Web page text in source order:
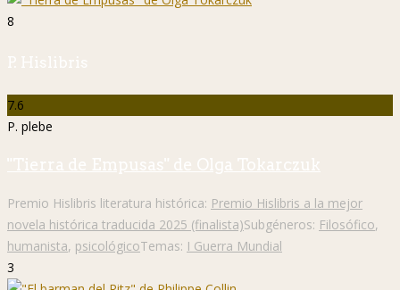
8
P. Hislibris
7.6
P. plebe
"Tierra de Empusas" de Olga Tokarczuk
Premio Hislibris literatura histórica: Premio Hislibris a la mejor
novela histórica traducida 2025 (finalista)Subgéneros: Filosófico,
humanista, psicológicoTemas: I Guerra Mundial
3